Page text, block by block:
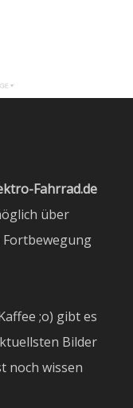
Fahrrad.de
über
;o) gibt es
Bilder
noch wissen